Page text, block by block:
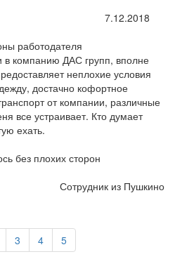
7.12.2018
работодателя
в компанию ДАС групп, вполне
неплохие условия
достачно кофортное
от компании, различные
все устраивает. Кто думает
ехать.
без плохих сторон
Сотрудник из Пушкино
3 4 5